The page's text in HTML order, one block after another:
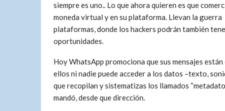
siempre es uno.. Lo que ahora quieren es que
moneda virtual y en su plataforma. Llevan la guerra
plataformas, donde los hackers podrán también
oportunidades.
Hoy WhatsApp promociona que sus mensajes
ellos ni nadie puede acceder a los datos –texto,
que recopilan y sistematizas los llamados
mandó, desde que dirección.